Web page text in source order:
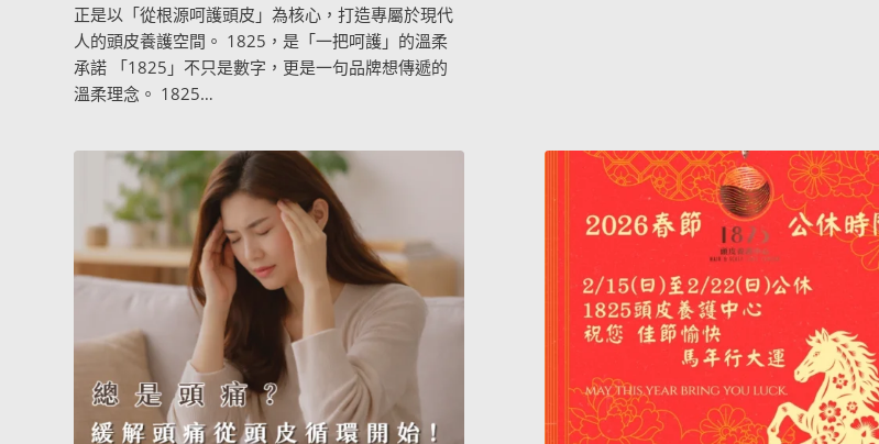
正是以「從根源呵護頭皮」為核心，打造專屬於現代
人的頭皮養護空間。 1825，是「一把呵護」的溫柔
承諾 「1825」不只是數字，更是一句品牌想傳遞的
溫柔理念。 1825…